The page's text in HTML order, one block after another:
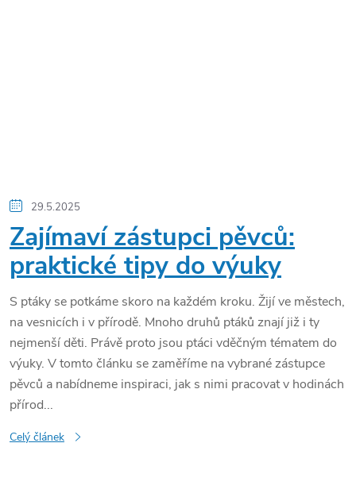
29.5.2025
Zajímaví zástupci pěvců:
praktické tipy do výuky
S ptáky se potkáme skoro na každém kroku. Žijí ve městech,
na vesnicích i v přírodě. Mnoho druhů ptáků znají již i ty
nejmenší děti. Právě proto jsou ptáci vděčným tématem do
výuky. V tomto článku se zaměříme na vybrané zástupce
pěvců a nabídneme inspiraci, jak s nimi pracovat v hodinách
přírod...
Celý článek